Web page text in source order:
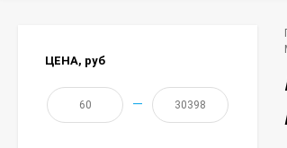
ЦЕНА, руб
—